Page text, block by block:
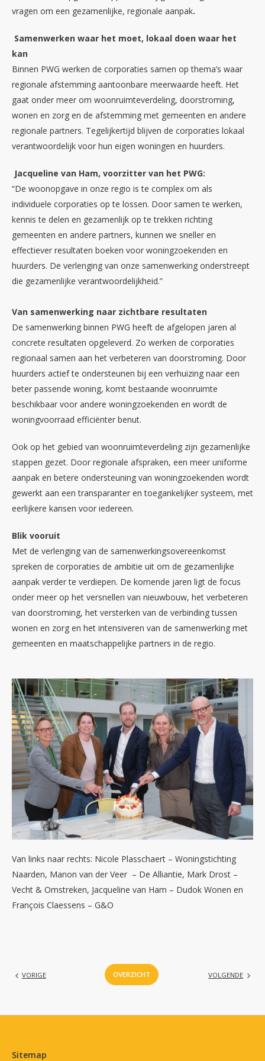
vragen om een gezamenlijke, regionale aanpak.
Samenwerken waar het moet, lokaal doen waar het
kan
Binnen PWG werken de corporaties samen op thema’s waar
regionale afstemming aantoonbare meerwaarde heeft. Het
gaat onder meer om woonruimteverdeling, doorstroming,
wonen en zorg en de afstemming met gemeenten en andere
regionale partners. Tegelijkertijd blijven de corporaties lokaal
verantwoordelijk voor hun eigen woningen en huurders.
Jacqueline van Ham, voorzitter van het PWG:
“De woonopgave in onze regio is te complex om als
individuele corporaties op te lossen. Door samen te werken,
kennis te delen en gezamenlijk op te trekken richting
gemeenten en andere partners, kunnen we sneller en
effectiever resultaten boeken voor woningzoekenden en
huurders. De verlenging van onze samenwerking onderstreept
die gezamenlijke verantwoordelijkheid.”
Van samenwerking naar zichtbare resultaten
De samenwerking binnen PWG heeft de afgelopen jaren al
concrete resultaten opgeleverd. Zo werken de corporaties
regionaal samen aan het verbeteren van doorstroming. Door
huurders actief te ondersteunen bij een verhuizing naar een
beter passende woning, komt bestaande woonruimte
beschikbaar voor andere woningzoekenden en wordt de
woningvoorraad efficiënter benut.
Ook op het gebied van woonruimteverdeling zijn gezamenlijke
stappen gezet. Door regionale afspraken, een meer uniforme
aanpak en betere ondersteuning van woningzoekenden wordt
gewerkt aan een transparanter en toegankelijker systeem, met
eerlijkere kansen voor iedereen.
Blik vooruit
Met de verlenging van de samenwerkingsovereenkomst
spreken de corporaties de ambitie uit om de gezamenlijke
aanpak verder te verdiepen. De komende jaren ligt de focus
onder meer op het versnellen van nieuwbouw, het verbeteren
van doorstroming, het versterken van de verbinding tussen
wonen en zorg en het intensiveren van de samenwerking met
gemeenten en maatschappelijke partners in de regio.
Van links naar rechts: Nicole Plasschaert – Woningstichting
Naarden, Manon van der Veer – De Alliantie, Mark Drost –
Vecht & Omstreken, Jacqueline van Ham – Dudok Wonen en
François Claessens – G&O
VOLGENDE
OVERZICHT
VORIGE
Contactinformatie
Sitemap